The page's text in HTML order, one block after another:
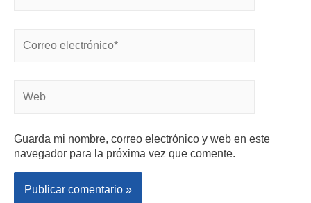
Guarda mi nombre, correo electrónico y web en este
navegador para la próxima vez que comente.